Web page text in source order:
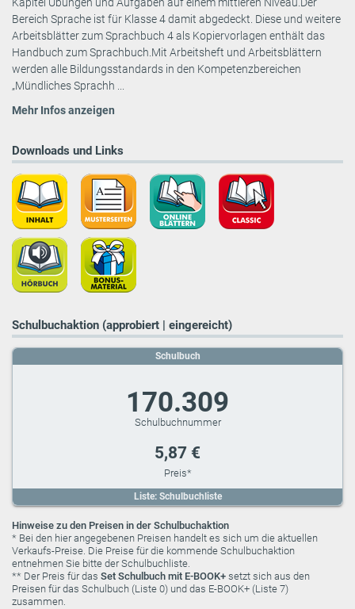
Bereich Sprache ist für Klasse 4 damit abgedeckt. Diese und weitere
Arbeitsblätter zum Sprachbuch 4 als Kopiervorlagen enthält das
Handbuch zum Sprachbuch.Mit Arbeitsheft und Arbeitsblättern
werden alle Bildungsstandards in den Kompetenzbereichen
„Mündliches Sprachh ...
Mehr Infos anzeigen
Downloads und Links
Schulbuchaktion (approbiert | eingereicht)
Liste: Schulbuchliste
Schulbuch
170.309
5,87 €
Hinweise zu den Preisen in der Schulbuchaktion
* Bei den hier angegebenen Preisen handelt es sich um die aktuellen
Verkaufs-Preise. Die Preise für die kommende Schulbuchaktion
entnehmen Sie bitte der Schulbuchliste.
** Der Preis für das Set Schulbuch mit E-BOOK+ setzt sich aus den
Preisen für das Schulbuch (Liste 0) und das E-BOOK+ (Liste 7)
zusammen.